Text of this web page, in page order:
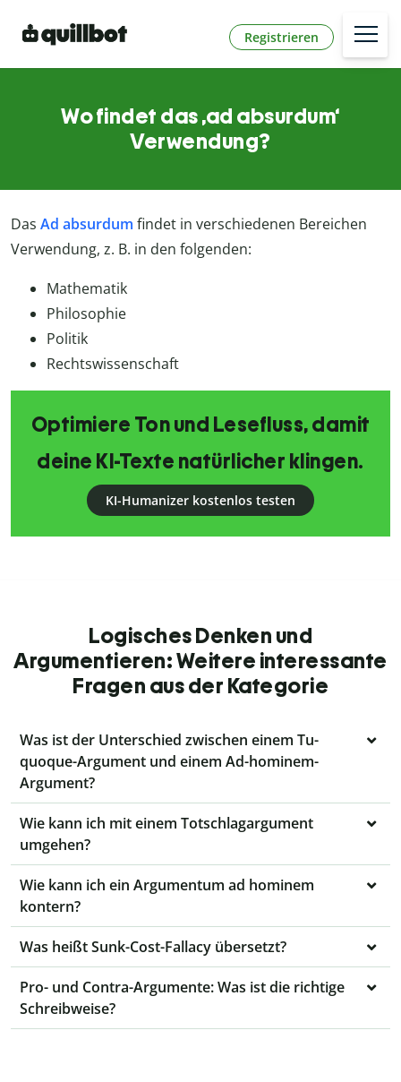
Registrieren
Wo findet das ‚ad absurdum‘
Verwendung?
Das Ad absurdum findet in verschiedenen Bereichen
Verwendung, z. B. in den folgenden:
Mathematik
Philosophie
Politik
Rechtswissenschaft
Optimiere Ton und Lesefluss, damit
deine KI-Texte natürlicher klingen.
KI-Humanizer kostenlos testen
Logisches Denken und
Argumentieren: Weitere interessante
Fragen aus der Kategorie
Was ist der Unterschied zwischen einem Tu-
quoque-Argument und einem Ad-hominem-
Argument?
Wie kann ich mit einem Totschlagargument
umgehen?
Wie kann ich ein Argumentum ad hominem
kontern?
Was heißt Sunk-Cost-Fallacy übersetzt?
Pro- und Contra-Argumente: Was ist die richtige
Schreibweise?